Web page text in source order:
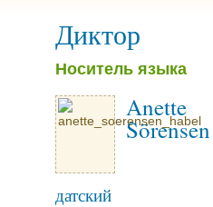
Диктор
Носитель языка
Anette
датский